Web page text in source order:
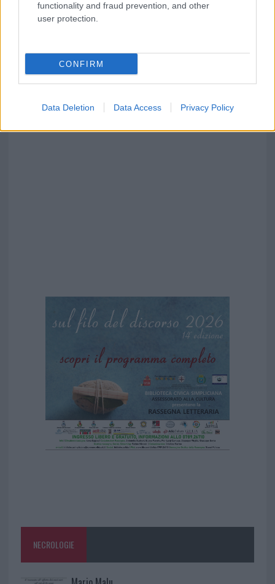
functionality and fraud prevention, and other
user protection.
CONFIRM
Data Deletion Data Access Privacy Policy
NECROLOGIE